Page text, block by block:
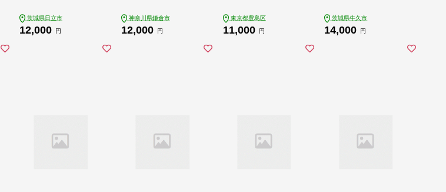
茨城県日立市
12,000 円
神奈川県鎌倉市
12,000 円
東京都豊島区
11,000 円
2袋・計24袋） ポテチ
お菓子 おかし 大量 ス
茨城県牛久市
14,000 円